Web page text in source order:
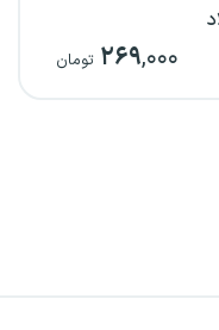
۲۶۹,۰۰۰ تومان